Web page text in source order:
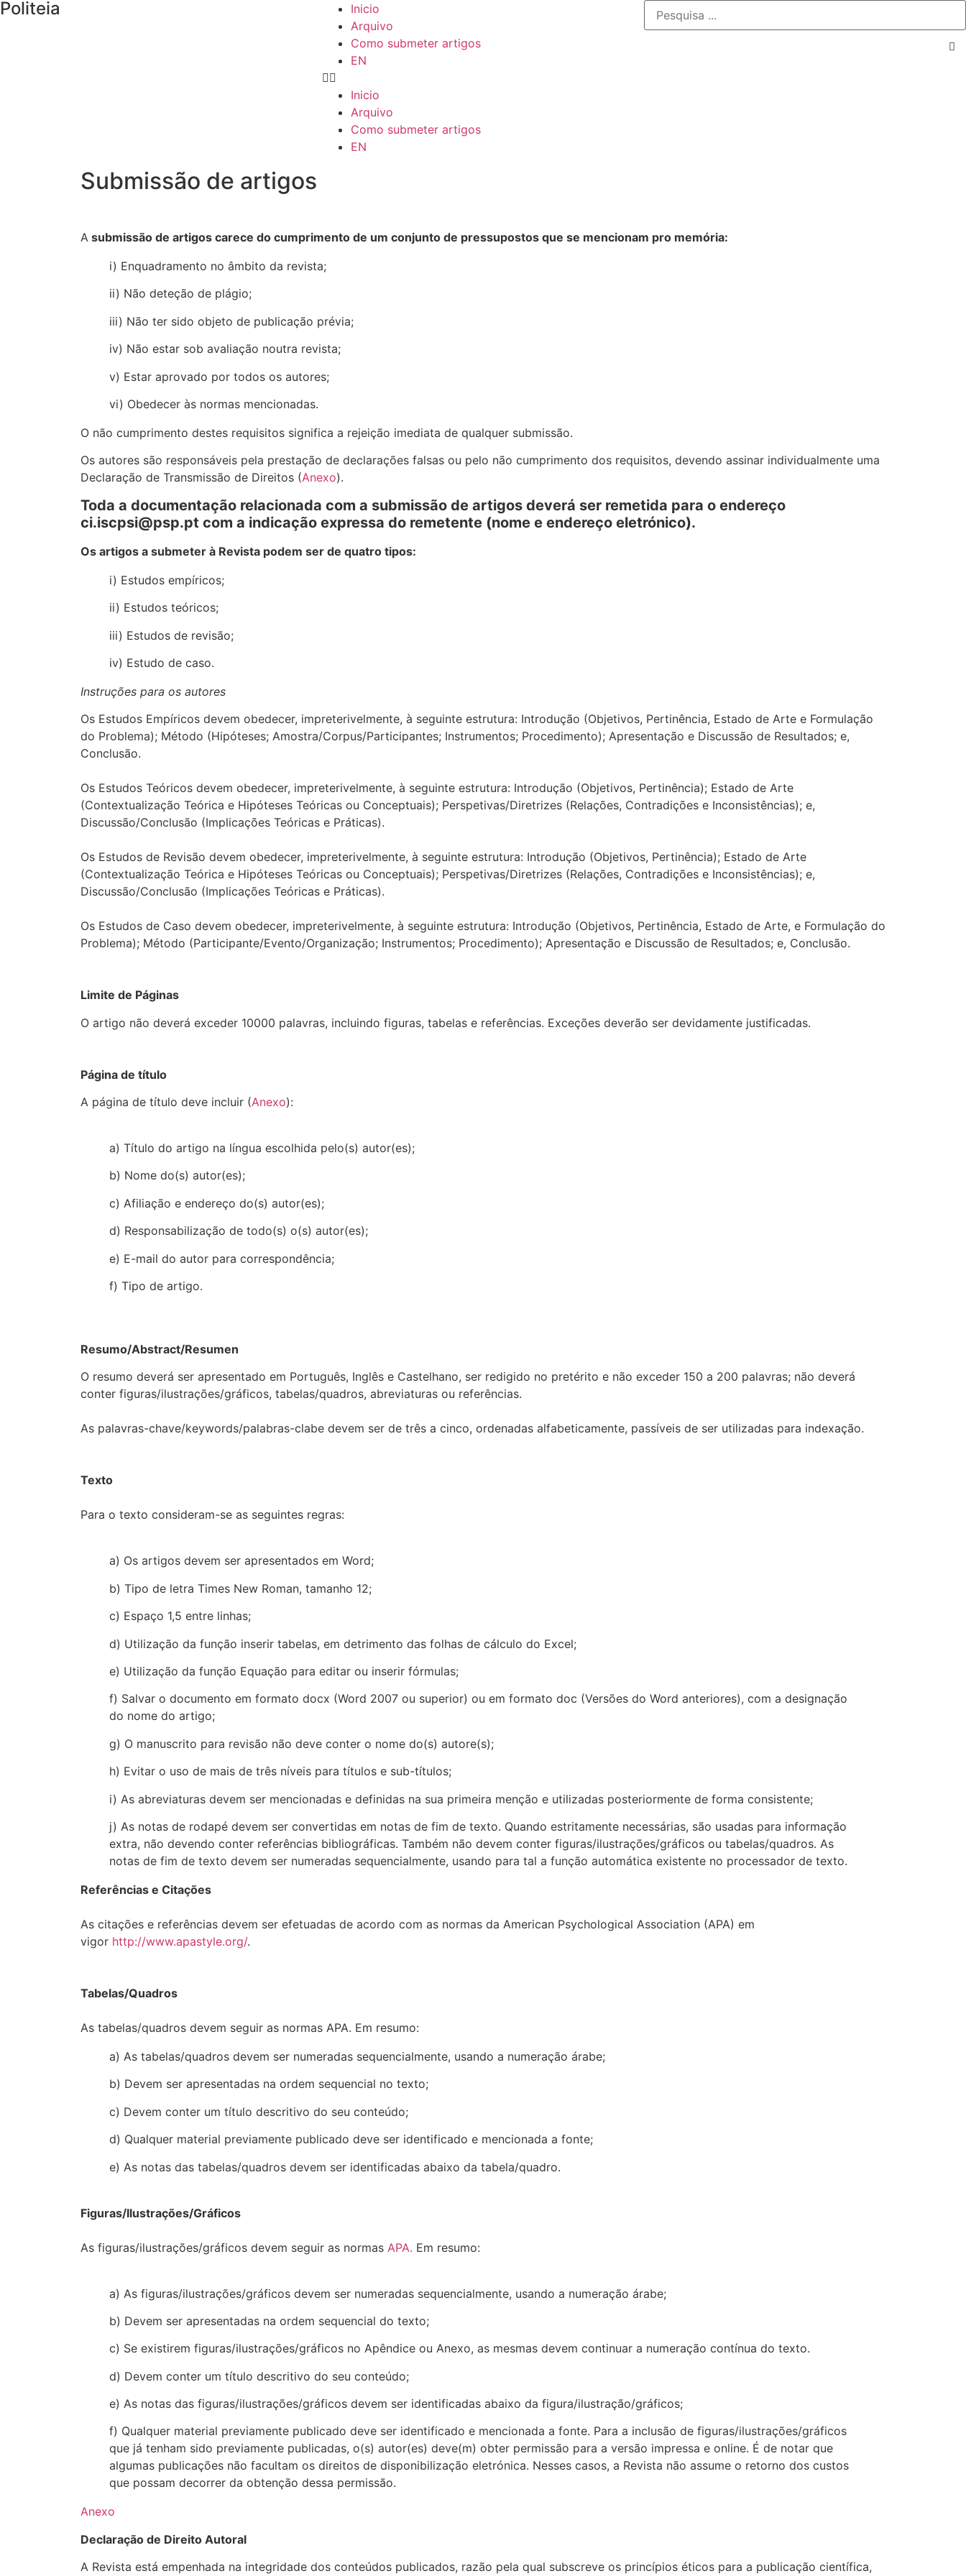
Politeia
Inicio
Arquivo
Como submeter artigos
EN
Inicio
Arquivo
Como submeter artigos
EN
Submissão de artigos
A submissão de artigos carece do cumprimento de um conjunto de pressupostos que se mencionam pro memória:
i) Enquadramento no âmbito da revista;
ii) Não deteção de plágio;
iii) Não ter sido objeto de publicação prévia;
iv) Não estar sob avaliação noutra revista;
v) Estar aprovado por todos os autores;
vi) Obedecer às normas mencionadas.
O não cumprimento destes requisitos significa a rejeição imediata de qualquer submissão.
Os autores são responsáveis pela prestação de declarações falsas ou pelo não cumprimento dos requisitos, devendo assinar individualmente uma
Declaração de Transmissão de Direitos (Anexo).
Toda a documentação relacionada com a submissão de artigos deverá ser remetida para o endereço
ci.iscpsi@psp.pt com a indicação expressa do remetente (nome e endereço eletrónico).
Os artigos a submeter à Revista podem ser de quatro tipos:
i) Estudos empíricos;
ii) Estudos teóricos;
iii) Estudos de revisão;
iv) Estudo de caso.
Instruções para os autores
Os Estudos Empíricos devem obedecer, impreterivelmente, à seguinte estrutura: Introdução (Objetivos, Pertinência, Estado de Arte e Formulação
do Problema); Método (Hipóteses; Amostra/Corpus/Participantes; Instrumentos; Procedimento); Apresentação e Discussão de Resultados; e,
Conclusão.
Os Estudos Teóricos devem obedecer, impreterivelmente, à seguinte estrutura: Introdução (Objetivos, Pertinência); Estado de Arte
(Contextualização Teórica e Hipóteses Teóricas ou Conceptuais); Perspetivas/Diretrizes (Relações, Contradições e Inconsistências); e,
Discussão/Conclusão (Implicações Teóricas e Práticas).
Os Estudos de Revisão devem obedecer, impreterivelmente, à seguinte estrutura: Introdução (Objetivos, Pertinência); Estado de Arte
(Contextualização Teórica e Hipóteses Teóricas ou Conceptuais); Perspetivas/Diretrizes (Relações, Contradições e Inconsistências); e,
Discussão/Conclusão (Implicações Teóricas e Práticas).
Os Estudos de Caso devem obedecer, impreterivelmente, à seguinte estrutura: Introdução (Objetivos, Pertinência, Estado de Arte, e Formulação do
Problema); Método (Participante/Evento/Organização; Instrumentos; Procedimento); Apresentação e Discussão de Resultados; e, Conclusão.
Limite de Páginas
O artigo não deverá exceder 10000 palavras, incluindo figuras, tabelas e referências. Exceções deverão ser devidamente justificadas.
Página de título
A página de título deve incluir (Anexo):
a) Título do artigo na língua escolhida pelo(s) autor(es);
b) Nome do(s) autor(es);
c) Afiliação e endereço do(s) autor(es);
d) Responsabilização de todo(s) o(s) autor(es);
e) E-mail do autor para correspondência;
f) Tipo de artigo.
Resumo/Abstract/Resumen
O resumo deverá ser apresentado em Português, Inglês e Castelhano, ser redigido no pretérito e não exceder 150 a 200 palavras; não deverá
conter figuras/ilustrações/gráficos, tabelas/quadros, abreviaturas ou referências.
As palavras-chave/keywords/palabras-clabe devem ser de três a cinco, ordenadas alfabeticamente, passíveis de ser utilizadas para indexação.
Texto
Para o texto consideram-se as seguintes regras:
a) Os artigos devem ser apresentados em Word;
b) Tipo de letra Times New Roman, tamanho 12;
c) Espaço 1,5 entre linhas;
d) Utilização da função inserir tabelas, em detrimento das folhas de cálculo do Excel;
e) Utilização da função Equação para editar ou inserir fórmulas;
f) Salvar o documento em formato docx (Word 2007 ou superior) ou em formato doc (Versões do Word anteriores), com a designação
do nome do artigo;
g) O manuscrito para revisão não deve conter o nome do(s) autore(s);
h) Evitar o uso de mais de três níveis para títulos e sub-títulos;
i) As abreviaturas devem ser mencionadas e definidas na sua primeira menção e utilizadas posteriormente de forma consistente;
j) As notas de rodapé devem ser convertidas em notas de fim de texto. Quando estritamente necessárias, são usadas para informação
extra, não devendo conter referências bibliográficas. Também não devem conter figuras/ilustrações/gráficos ou tabelas/quadros. As
notas de fim de texto devem ser numeradas sequencialmente, usando para tal a função automática existente no processador de texto.
Referências e Citações
As citações e referências devem ser efetuadas de acordo com as normas da American Psychological Association (APA) em
vigor http://www.apastyle.org/.
Tabelas/Quadros
As tabelas/quadros devem seguir as normas APA. Em resumo:
a) As tabelas/quadros devem ser numeradas sequencialmente, usando a numeração árabe;
b) Devem ser apresentadas na ordem sequencial no texto;
c) Devem conter um título descritivo do seu conteúdo;
d) Qualquer material previamente publicado deve ser identificado e mencionada a fonte;
e) As notas das tabelas/quadros devem ser identificadas abaixo da tabela/quadro.
Figuras/Ilustrações/Gráficos
As figuras/ilustrações/gráficos devem seguir as normas APA. Em resumo:
a) As figuras/ilustrações/gráficos devem ser numeradas sequencialmente, usando a numeração árabe;
b) Devem ser apresentadas na ordem sequencial do texto;
c) Se existirem figuras/ilustrações/gráficos no Apêndice ou Anexo, as mesmas devem continuar a numeração contínua do texto.
d) Devem conter um título descritivo do seu conteúdo;
e) As notas das figuras/ilustrações/gráficos devem ser identificadas abaixo da figura/ilustração/gráficos;
f) Qualquer material previamente publicado deve ser identificado e mencionada a fonte. Para a inclusão de figuras/ilustrações/gráficos
que já tenham sido previamente publicadas, o(s) autor(es) deve(m) obter permissão para a versão impressa e online. É de notar que
algumas publicações não facultam os direitos de disponibilização eletrónica. Nesses casos, a Revista não assume o retorno dos custos
que possam decorrer da obtenção dessa permissão.
Anexo
Declaração de Direito Autoral
A Revista está empenhada na integridade dos conteúdos publicados, razão pela qual subscreve os princípios éticos para a publicação científica,